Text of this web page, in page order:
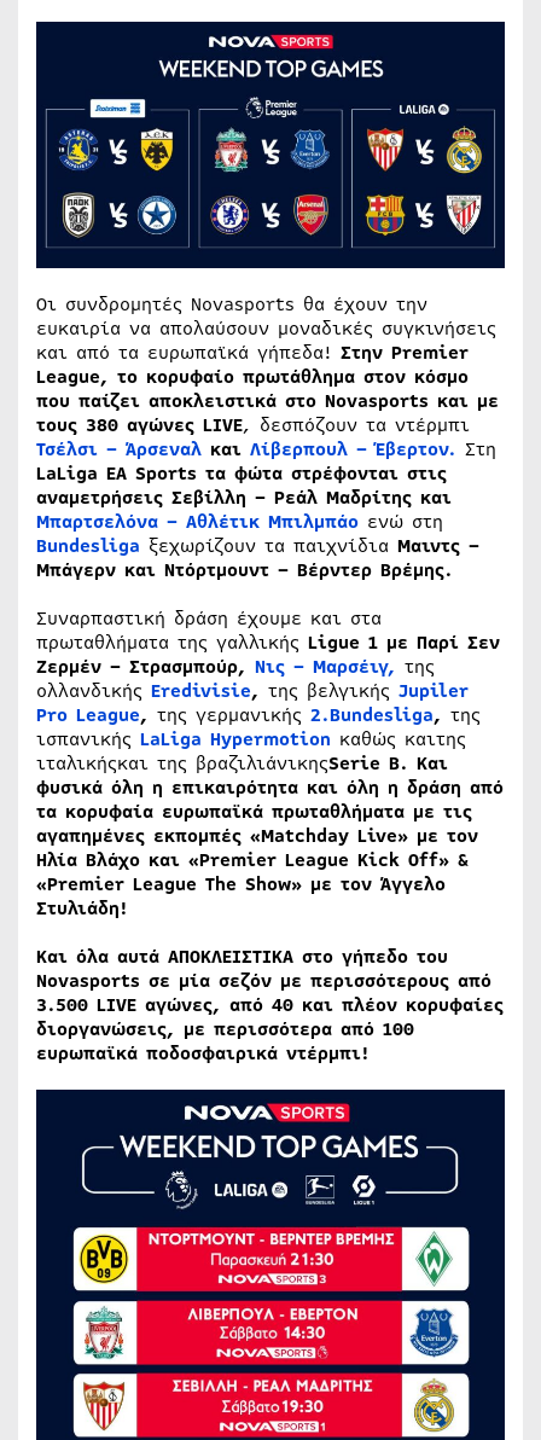
Οι συνδρομητές Novasports θα έχουν την
ευκαιρία να απολαύσουν μοναδικές συγκινήσεις
και από τα ευρωπαϊκά γήπεδα! Στην Premier
League, το κορυφαίο πρωτάθλημα στον κόσμο
που παίζει αποκλειστικά στο Novasports και με
τους 380 αγώνες LIVE, δεσπόζουν τα ντέρμπι
Τσέλσι – Άρσεναλ και Λίβερπουλ – Έβερτον. Στη
LaLiga EA Sports τα φώτα στρέφονται στις
αναμετρήσεις Σεβίλλη – Ρεάλ Μαδρίτης και
Μπαρτσελόνα – Αθλέτικ Μπιλμπάο ενώ στη
Bundesliga ξεχωρίζουν τα παιχνίδια Μαιντς –
Μπάγερν και Ντόρτμουντ – Βέρντερ Βρέμης.
Συναρπαστική δράση έχουμε και στα
πρωταθλήματα της γαλλικής Ligue 1 με Παρί Σεν
Ζερμέν – Στρασμπούρ, Νις – Μαρσέιγ, της
ολλανδικής Eredivisie, της βελγικής Jupiler
Pro League, της γερμανικής 2.Bundesliga, της
ισπανικής LaLiga Hypermotion καθώς καιτης
ιταλικήςκαι της βραζιλιάνικηςSerie B. Και
φυσικά όλη η επικαιρότητα και όλη η δράση από
τα κορυφαία ευρωπαϊκά πρωταθλήματα με τις
αγαπημένες εκπομπές «Matchday Live» με τον
Ηλία Βλάχο και «Premier League Kick Off» &
«Premier League The Show» με τον Άγγελο
Στυλιάδη!
Και όλα αυτά ΑΠΟΚΛΕΙΣΤΙΚΑ στο γήπεδο του
Novasports σε μία σεζόν με περισσότερους από
3.500 LIVE αγώνες, από 40 και πλέον κορυφαίες
διοργανώσεις, με περισσότερα από 100
ευρωπαϊκά ποδοσφαιρικά ντέρμπι!